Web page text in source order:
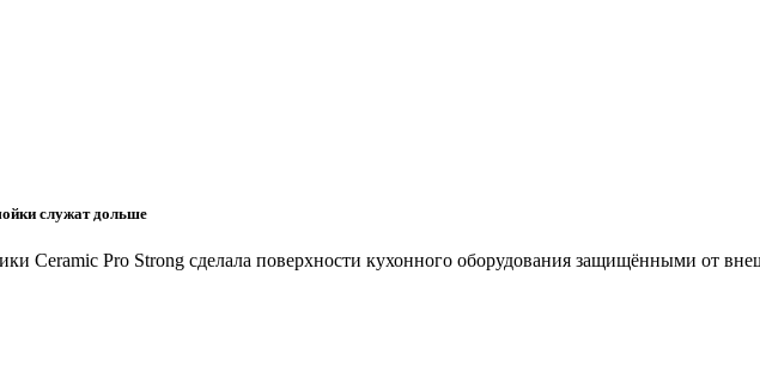
служат дольше
Ceramic Pro Strong сделала поверхности кухонного оборудования защищёнными от